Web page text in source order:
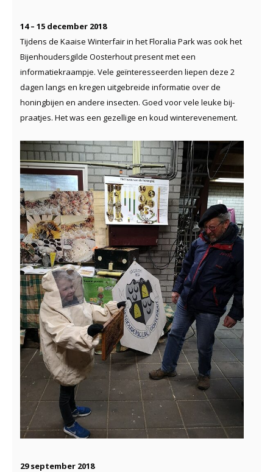
14 – 15 december 2018
Tijdens de Kaaise Winterfair in het Floralia Park was ook het
Bijenhoudersgilde Oosterhout present met een
informatiekraampje. Vele geïnteresseerden liepen deze 2
dagen langs en kregen uitgebreide informatie over de
honingbijen en andere insecten. Goed voor vele leuke bij-
praatjes. Het was een gezellige en koud winterevenement.
29 september 2018